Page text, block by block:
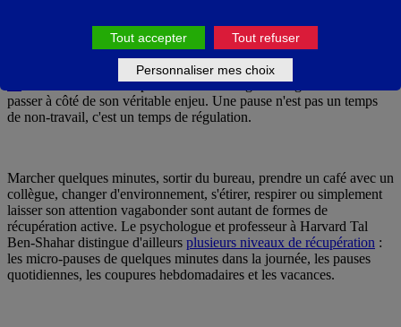
Le Code du travail français prévoit au minimum vingt minutes de
pause après six heures de travail consécutivesselon l' article L3121-
. Mais réduire la récupération à une obligation réglementaire serait
passer à côté de son véritable enjeu. Une pause n'est pas un temps
de non-travail, c'est un temps de régulation.
Marcher quelques minutes, sortir du bureau, prendre un café avec un
collègue, changer d'environnement, s'étirer, respirer ou simplement
laisser son attention vagabonder sont autant de formes de
récupération active. Le psychologue et professeur à Harvard Tal
Ben-Shahar distingue d'ailleurs plusieurs niveaux de récupération :
les micro-pauses de quelques minutes dans la journée, les pauses
quotidiennes, les coupures hebdomadaires et les vacances.
Tout accepter Tout refuser
Personnaliser mes choix